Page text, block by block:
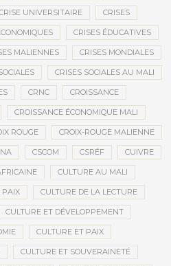
UNIVERSITAIRE CRISES
CRISES ÉDUCATIVES
MALIENNES CRISES MONDIALES
CRISES SOCIALES AU MALI
CRNC CROISSANCE
CROISSANCE ÉCONOMIQUE MALI
ROUGE CROIX-ROUGE MALIENNE
CSCOM CSRÉF CUIVRE
CULTURE AU MALI
PAIX CULTURE DE LA LECTURE
CULTURE ET DÉVELOPPEMENT
CULTURE ET PAIX
CULTURE ET SOUVERAINETÉ